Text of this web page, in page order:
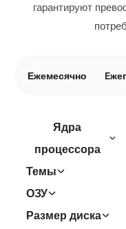
гарантируют
Ежемесячно
Ядра
процессора
Темы
ОЗУ
Размер диска